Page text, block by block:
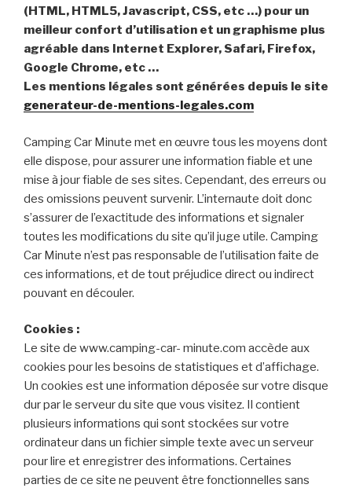
(HTML, HTML5, Javascript, CSS, etc …) pour un
meilleur confort d’utilisation et un graphisme plus
agréable dans Internet Explorer, Safari, Firefox,
Google Chrome, etc …
Les mentions légales sont générées depuis le site
generateur-de-mentions-legales.com
Camping Car Minute met en œuvre tous les moyens dont
elle dispose, pour assurer une information fiable et une
mise à jour fiable de ses sites. Cependant, des erreurs ou
des omissions peuvent survenir. L’internaute doit donc
s’assurer de l’exactitude des informations et signaler
toutes les modifications du site qu’il juge utile. Camping
Car Minute n’est pas responsable de l’utilisation faite de
ces informations, et de tout préjudice direct ou indirect
pouvant en découler.
Cookies :
Le site de www.camping-car- minute.com accède aux
cookies pour les besoins de statistiques et d’affichage.
Un cookies est une information déposée sur votre disque
dur par le serveur du site que vous visitez. Il contient
plusieurs informations qui sont stockées sur votre
ordinateur dans un fichier simple texte avec un serveur
pour lire et enregistrer des informations. Certaines
parties de ce site ne peuvent être fonctionnelles sans